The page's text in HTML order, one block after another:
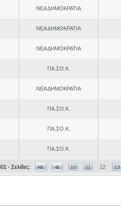
ΝΕΑ ΔΗΜΟΚΡΑΤΙΑ
ΝΕΑ ΔΗΜΟΚΡΑΤΙΑ
ΝΕΑ ΔΗΜΟΚΡΑΤΙΑ
ΠΑ.ΣΟ.Κ.
ΝΕΑ ΔΗΜΟΚΡΑΤΙΑ
ΠΑ.ΣΟ.Κ.
ΠΑ.ΣΟ.Κ.
ΠΑ.ΣΟ.Κ.
- Σελίδες: 10 11 12 13